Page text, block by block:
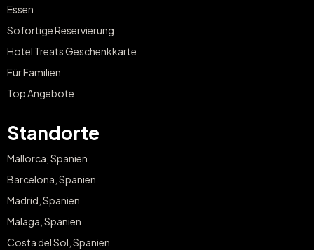
Essen
Sofortige Reservierung
Hotel Treats Geschenkkarte
Für Familien
Top Angebote
Standorte
Mallorca, Spanien
Barcelona, Spanien
Madrid, Spanien
Malaga, Spanien
Costa del Sol, Spanien